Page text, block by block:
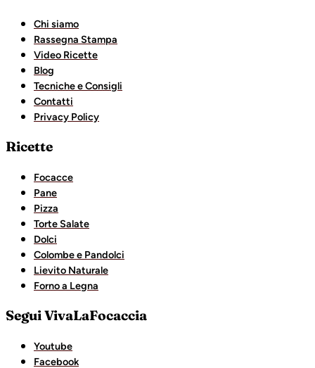
Chi siamo
Rassegna Stampa
Video Ricette
Blog
Tecniche e Consigli
Contatti
Privacy Policy
Ricette
Focacce
Pane
Pizza
Torte Salate
Dolci
Colombe e Pandolci
Lievito Naturale
Forno a Legna
Segui VivaLaFocaccia
Youtube
Facebook